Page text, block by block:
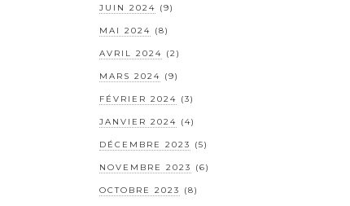
JUIN 2024 (9)
MAI 2024 (8)
AVRIL 2024 (2)
MARS 2024 (9)
FÉVRIER 2024 (3)
JANVIER 2024 (4)
DÉCEMBRE 2023 (5)
NOVEMBRE 2023 (6)
OCTOBRE 2023 (8)